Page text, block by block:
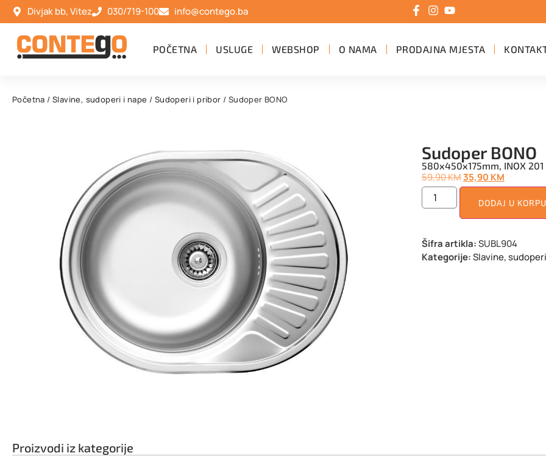
Divjak bb, Vitez 030/719-100 info@contego.ba
POČETNA USLUGE WEBSHOP O NAMA PRODAJNA MJESTA
Početna /Slavine, sudoperi i nape / Sudoperi i pribor / Sudoper BONO
Sudoper BONO
580x450x175mm, INOX 201
59,90KM35,90 KM
DODAJ U
Šifra artikla:SUBL904
Kategorije:Slavine,
Proizvodi iz kategorije